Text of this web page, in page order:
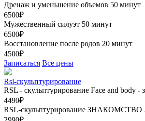
Дренаж и уменьшение объемов 50 минут
6500₽
Мужественный силуэт 50 минут
6500₽
Восстановление после родов 20 минут
4500₽
Записаться Все цены
Rsl-скульптурирование
RSL - скульптурирование Face and body -
4490₽
RSL-скульптурирование ЗНАКОМСТВО